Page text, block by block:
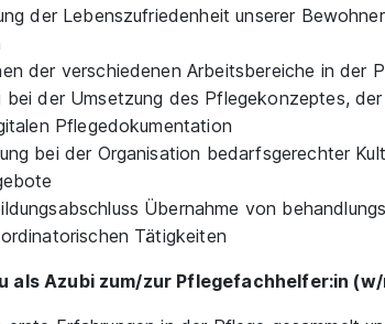
der Lebenszufriedenheit unserer
der verschiedenen Arbeitsbereiche in der
bei der Umsetzung des Pflegekonzeptes,
Pflegedokumentation
bei der Organisation bedarfsgerechter
Übernahme von
Tätigkeiten
als Azubi zum/zur Pflegefachhelfer:in